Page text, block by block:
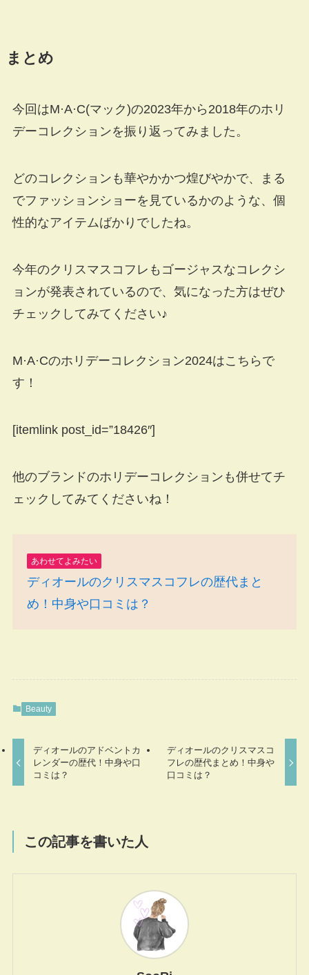
まとめ
今回はM·A·C(マック)の2023年から2018年のホリ
デーコレクションを振り返ってみました。
どのコレクションも華やかかつ煌びやかで、まる
でファッションショーを見ているかのような、個
性的なアイテムばかりでしたね。
今年のクリスマスコフレもゴージャスなコレクシ
ョンが発表されているので、気になった方はぜひ
チェックしてみてください♪
M·A·Cのホリデーコレクション2024はこちらで
す！
[itemlink post_id=”18426″]
他のブランドのホリデーコレクションも併せてチ
ェックしてみてくださいね！
あわせてよみたい
ディオールのクリスマスコフレの歴代まと
め！中身や口コミは？
Beauty
ディオールのアドベントカ
レンダーの歴代！中身や口
コミは？
ディオールのクリスマスコ
フレの歴代まとめ！中身や
口コミは？
この記事を書いた人